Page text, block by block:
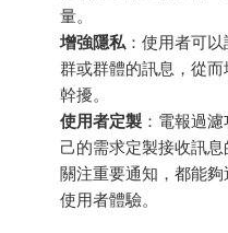
量。
增強隱私 ：使用者可
群或群體的訊息，從
幹擾。
使用者定製 ：電報過
己的需求定製接收訊
關注重要通知，都能
使用者體驗。